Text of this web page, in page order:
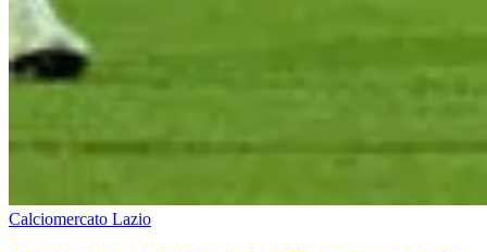
Calciomercato Lazio